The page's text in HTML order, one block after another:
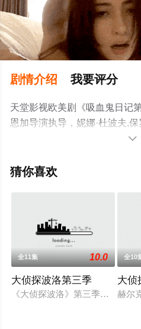
剧情介绍 我要评分
天堂影视欧美剧《吸血鬼日记
恩加导演执导，妮娜·杜波夫,
史蒂夫·R·麦奎因,卡特琳娜·格
结局剧情已揭晓（全22集），

猜你喜欢
全11集 10.0
大侦探波洛第三季
《大侦探波洛》第三季共10集
全10
大侦
赫尔